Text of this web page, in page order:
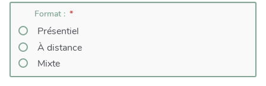
Format :
Présentiel
À distance
Mixte